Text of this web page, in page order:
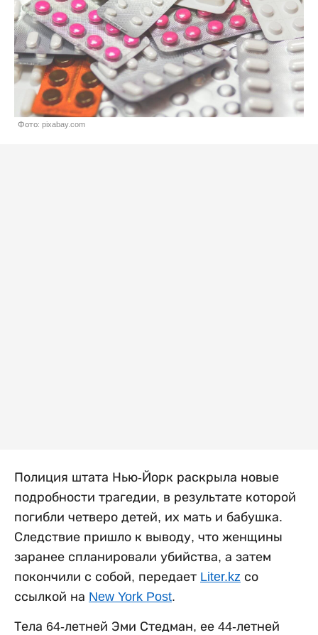
Фото: pixabay.com
Полиция штата Нью-Йорк раскрыла новые
подробности трагедии, в результате которой
погибли четверо детей, их мать и бабушка.
Следствие пришло к выводу, что женщины
заранее спланировали убийства, а затем
покончили с собой, передает Liter.kz со
ссылкой на New York Post.
Тела 64-летней Эми Стедман, ее 44-летней